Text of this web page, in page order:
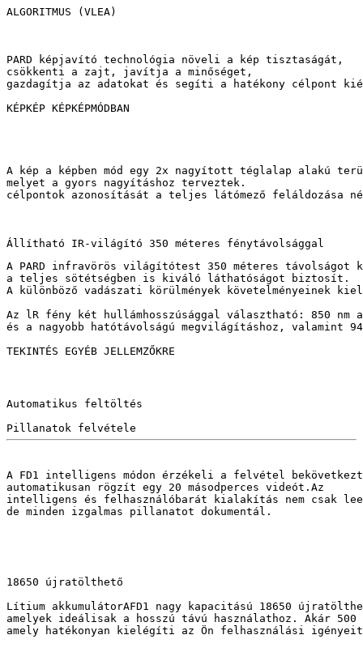
ALGORITMUS (VLEA)
PARD képjavító technológia növeli a kép tisztaságát,
csökkenti a zajt, javítja a minőséget,
gazdagítja az adatokat és segíti a hatékony célpont
KÉPKÉP KÉPKÉPMÓDBAN
A kép a képben mód egy 2x nagyított téglalap alakú
melyet a gyors nagyításhoz terveztek.
célpontok azonosítását a teljes látómező feláldozása
Állítható IR-világító 350 méteres fénytávolsággal
A PARD infravörös világítótest 350 méteres távolságot
a teljes sötétségben is kiváló láthatóságot biztosít.
A különböző vadászati körülmények követelményeinek
Az lR fény két hullámhosszúsággal választható: 850 nm
és a nagyobb hatótávolságú megvilágításhoz, valamint
TEKINTÉS EGYÉB JELLEMZŐKRE
Automatikus feltöltés
Pillanatok felvétele
A FD1 intelligens módon érzékeli a felvétel
automatikusan rögzít egy 20 másodperces videót.Az
intelligens és felhasználóbarát kialakítás nem csak
de minden izgalmas pillanatot dokumentál.
18650 újratölthető
Lítium akkumulátorAFD1 nagy kapacitású 18650
amelyek ideálisak a hosszú távú használathoz.
amely hatékonyan kielégíti az Ön felhasználási